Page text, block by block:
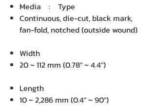
Media : Type
Continuous, die-cut, black mark,
fan-fold, notched (outside wound)
Width
20 ~ 112 mm (0.78" ~ 4.4")
Length
10 ~ 2,286 mm (0.4" ~ 90")